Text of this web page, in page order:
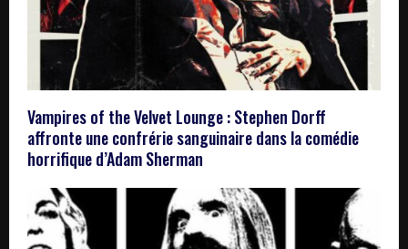
Vampires of the Velvet Lounge : Stephen Dorff
affronte une confrérie sanguinaire dans la comédie
horrifique d’Adam Sherman